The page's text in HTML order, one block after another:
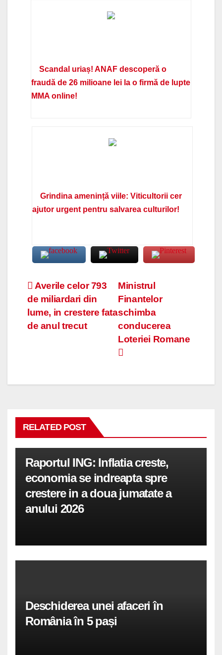
Scandal uriaș! ANAF descoperă o
fraudă de 26 milioane lei la o firmă de lupte
MMA online!
Grindina amenință viile: Viticultorii cer
ajutor urgent pentru salvarea culturilor!
Navigare
în
articole
Ministrul
Finantelor
schimba
conducerea
Loteriei Romane
Averile celor 793
de miliardari din
lume, in crestere fata
de anul trecut
RELATED POST
Raportul ING: Inflatia creste,
economia se indreapta spre
crestere in a doua jumatate a
anului 2026
Deschiderea unei afaceri în
România în 5 pași